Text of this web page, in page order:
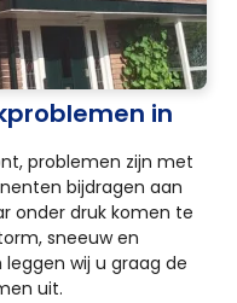
in
problemen zijn met
bijdragen aan
onder druk komen te
sneeuw en
wij u graag de
uit.